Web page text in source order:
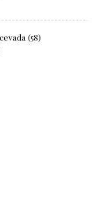
(58)